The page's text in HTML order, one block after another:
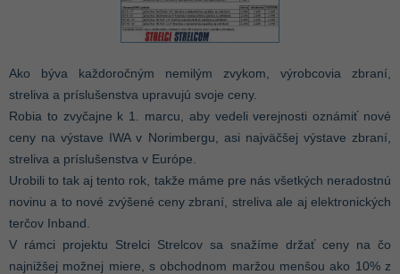
Ako býva každoročným nemilým zvykom, výrobcovia zbraní,
streliva a príslušenstva upravujú svoje ceny.
Robia to zvyčajne k 1. marcu, aby vedeli verejnosti oznámiť nové
ceny na výstave IWA v Norimbergu, asi najväčšej výstave zbraní,
streliva a príslušenstva v Európe.
Urobili to tak aj tento rok, takže máme pre nás všetkých neradostnú
novinu a to nové zvýšené ceny zbraní, streliva ale aj elektronických
terčov Inband.
V rámci projektu Strelci Strelcov sa snažíme držať ceny na čo
najnižšej možnej miere, s obchodnom maržou menšou ako 10% z